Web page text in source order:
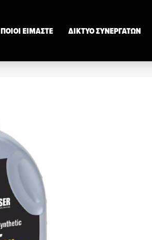
ΠΟΙΟΙ ΕΙΜΑΣΤΕ ΔΙΚΤΥΟ ΣΥΝΕΡΓΑΤΩΝ